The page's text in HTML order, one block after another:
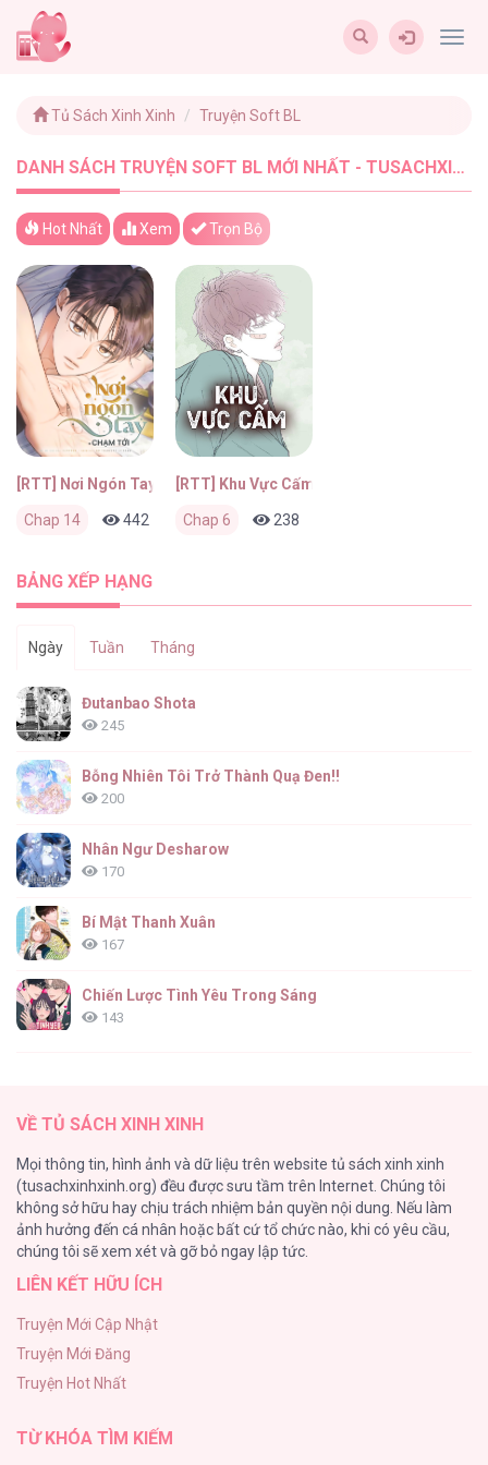
Tủ Sách Xinh Xinh Truyện Soft BL
DANH SÁCH TRUYỆN SOFT BL MỚI NHẤT - TUSACHXINHXINH (2)
Hot Nhất Xem Trọn Bộ
[RTT] Nơi Ngón Tay Chạm Tới
Chap 14 442 0 2 tháng trước
[RTT] Khu Vực Cấm
Chap 6 238
BẢNG XẾP HẠNG
Ngày Tuần Tháng
Đutanbao Shota
245
Bỗng Nhiên Tôi Trở Thành Quạ Đen!!
200
Nhân Ngư Desharow
170
Bí Mật Thanh Xuân
167
Chiến Lược Tình Yêu Trong Sáng
143
128
Bỏ Quách Chồng Con Đi, Tiền Bạc Mới Là Tất Cả
123
Tình yêu và danh vọng
Tùy Tâm Tùy Ý
105
VỀ TỦ SÁCH XINH XINH
Mọi thông tin, hình ảnh và dữ liệu trên website tủ sách xinh xinh
(tusachxinhxinh.org) đều được sưu tầm trên Internet. Chúng tôi
không sở hữu hay chịu trách nhiệm bản quyền nội dung. Nếu làm
ảnh hưởng đến cá nhân hoặc bất cứ tổ chức nào, khi có yêu cầu,
chúng tôi sẽ xem xét và gỡ bỏ ngay lập tức.
LIÊN KẾT HỮU ÍCH
Truyện Mới Cập Nhật
Truyện Mới Đăng
Truyện Hot Nhất
TỪ KHÓA TÌM KIẾM